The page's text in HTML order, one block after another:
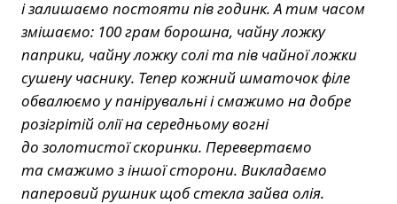
і залишаємо постояти пів годинк. А тим часом
змішаємо: 100 грам борошна, чайну ложку
паприки, чайну ложку солі та пів чайної ложки
сушену часнику. Тепер кожний шматочок філе
обвалюємо у панірувальні і смажимо на добре
розігрітій олії на середньому вогні
до золотистої скоринки. Перевертаємо
та смажимо з іншої сторони. Викладаємо
паперовий рушник щоб стекла зайва олія.